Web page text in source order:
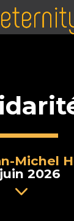
Michel
juin 2026